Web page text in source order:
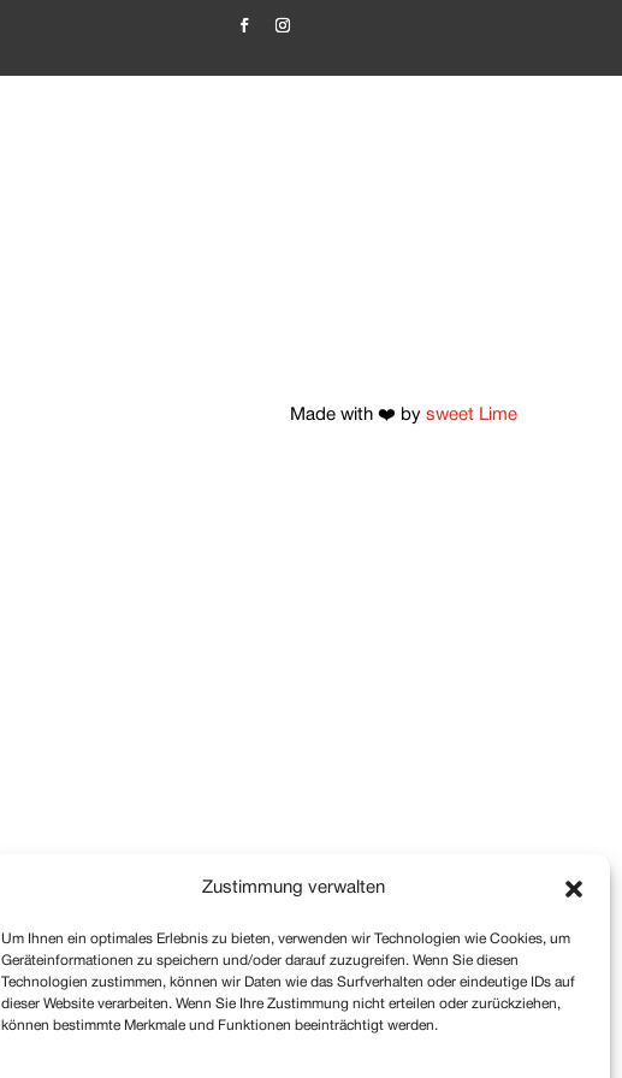
Zustimmung verwalten
Um Ihnen ein optimales Erlebnis zu bieten, verwenden wir Technologien wie Cookies, um
Geräteinformationen zu speichern und/oder darauf zuzugreifen. Wenn Sie diesen
Technologien zustimmen, können wir Daten wie das Surfverhalten oder eindeutige IDs auf
dieser Website verarbeiten. Wenn Sie Ihre Zustimmung nicht erteilen oder zurückziehen,
können bestimmte Merkmale und Funktionen beeinträchtigt werden.
Made with ❤️ by sweet Lime